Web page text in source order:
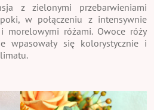
z zielonymi przebarwieniami
w połączeniu z intensywnie
morelowymi różami. Owoce róży
wpasowały się kolorystycznie i